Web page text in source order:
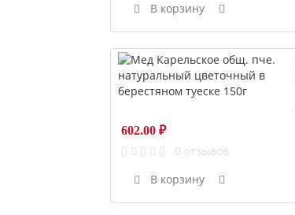
В корзину
602.00 ₽
0 отзывов
В корзину